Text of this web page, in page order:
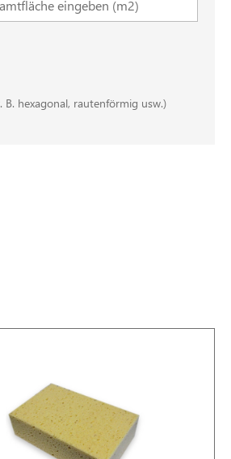
hexagonal, rautenförmig usw.)